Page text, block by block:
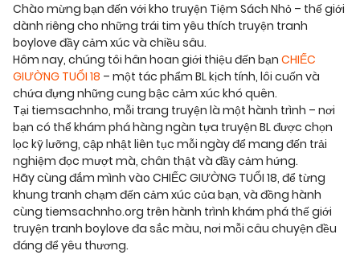
Chào mừng bạn đến với kho truyện Tiệm Sách Nhỏ – thế giới
dành riêng cho những trái tim yêu thích truyện tranh
boylove đầy cảm xúc và chiều sâu.
Hôm nay, chúng tôi hân hoan giới thiệu đến bạn CHIẾC
GIƯỜNG TUỔI 18 – một tác phẩm BL kịch tính, lôi cuốn và
chứa đựng những cung bậc cảm xúc khó quên.
Tại tiemsachnho, mỗi trang truyện là một hành trình – nơi
bạn có thể khám phá hàng ngàn tựa truyện BL được chọn
lọc kỹ lưỡng, cập nhật liên tục mỗi ngày để mang đến trải
nghiệm đọc mượt mà, chân thật và đầy cảm hứng.
Hãy cùng đắm mình vào CHIẾC GIƯỜNG TUỔI 18, để từng
khung tranh chạm đến cảm xúc của bạn, và đồng hành
cùng tiemsachnho.org trên hành trình khám phá thế giới
truyện tranh boylove đa sắc màu, nơi mỗi câu chuyện đều
đáng để yêu thương.